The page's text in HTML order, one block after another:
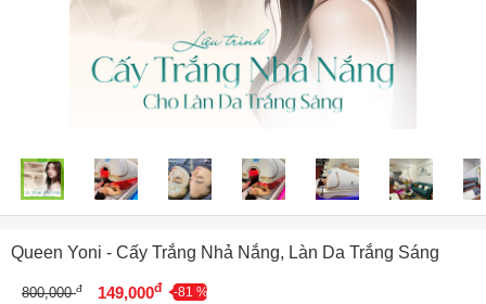
Queen Yoni - Cấy Trắng Nhả Nắng, Làn Da Trắng Sáng
800,000đ 149,000đ -81 %